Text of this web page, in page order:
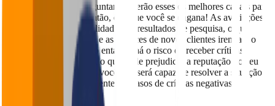
Você pode estar se perguntando: serão esses os melhores canais para
ouvir o meu cliente? Então, é aí que você se engana! As avaliações
do Google te dão visibilidade nos resultados de pesquisa, o que
aumenta a credibilidade e as chances de novos clientes irem até o
seu estabelecimento. No entanto, há o risco de receber críticas
negativas publicamente, o que pode prejudicar a reputação do seu
restaurante. Além disso, você não será capaz de resolver a situação
diretamente com esse cliente em casos de críticas negativas.